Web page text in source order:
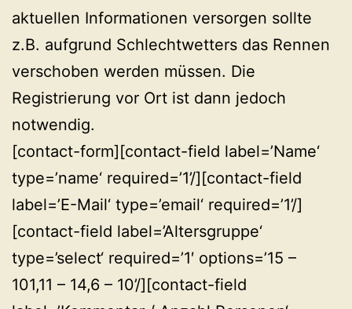
aktuellen Informationen versorgen sollte
z.B. aufgrund Schlechtwetters das Rennen
verschoben werden müssen. Die
Registrierung vor Ort ist dann jedoch
notwendig.
[contact-form][contact-field label=’Name‘
type=’name‘ required=’1’/][contact-field
label=’E-Mail‘ type=’email‘ required=’1’/]
[contact-field label=’Altersgruppe‘
type=’select‘ required=’1′ options=’15 –
101,11 – 14,6 – 10’/][contact-field